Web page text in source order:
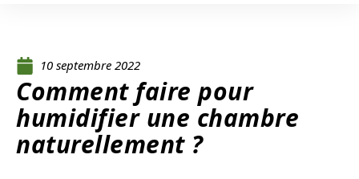
10 septembre 2022
Comment faire pour
humidifier une chambre
naturellement ?